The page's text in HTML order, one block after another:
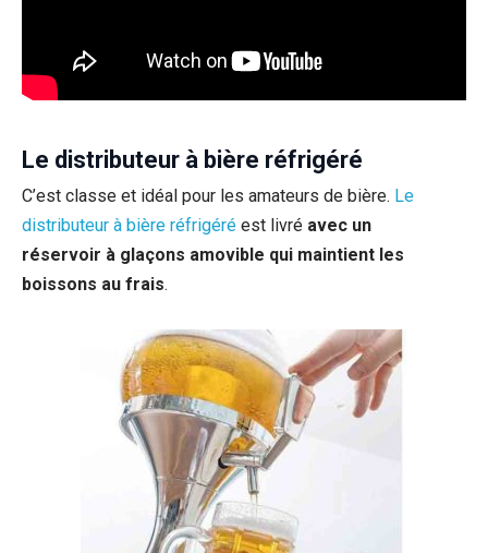
Le distributeur à bière réfrigéré
C’est classe et idéal pour les amateurs de bière. Le
distributeur à bière réfrigéré est livré avec un
réservoir à glaçons amovible qui maintient les
boissons au frais.